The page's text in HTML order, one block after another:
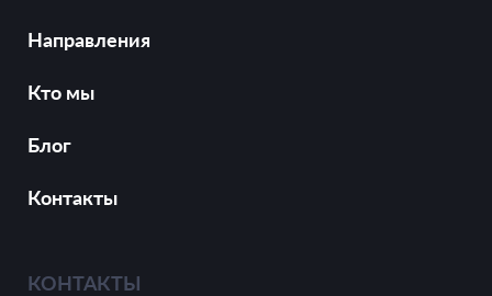
Направления
Кто мы
Блог
Контакты
КОНТАКТЫ